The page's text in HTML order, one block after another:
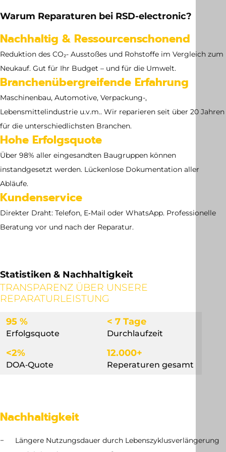
Abmessung
Warum Reparaturen bei RSD-electronic?
Nachhaltig & Ressourcenschonend
Reduktion des CO₂- Ausstoßes und Rohstoffe im Vergleich zum
Neukauf. Gut für Ihr Budget – und für die Umwelt.
Branchenübergreifende Erfahrung
Maschinenbau, Automotive, Verpackung-,
Lebensmittelindustrie u.v.m.. Wir reparieren seit über 20 Jahren
für die unterschiedlichsten Branchen.
Hohe Erfolgsquote
Über 98% aller eingesandten Baugruppen können
instandgesetzt werden. Lückenlose Dokumentation aller
Abläufe.
Kundenservice
Direkter Draht: Telefon, E‑Mail oder WhatsApp. Professionelle
Beratung vor und nach der Reparatur.
Statistiken & Nachhaltigkeit
TRANSPARENZ ÜBER UNSERE
REPARATURLEISTUNG
95 %
Erfolgsquote
< 7 Tage
Durchlaufzeit
<2%
DOA‐Quote
12.000+
Reperaturen gesamt
Nachhaltigkeit
Längere Nutzungsdauer durch Lebenszyklusverlängerung